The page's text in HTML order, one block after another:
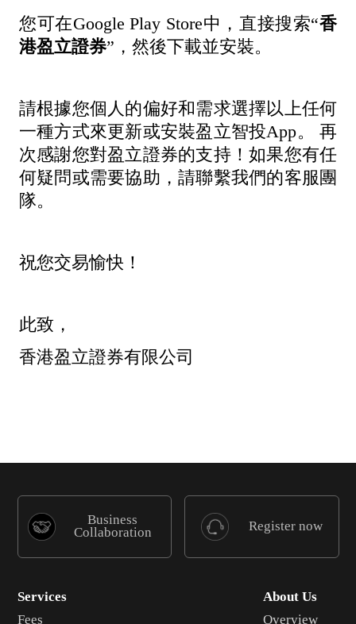
您可在Google Play Store中，直接搜索“香
港盈立證券”，然後下載並安裝。
請根據您個人的偏好和需求選擇以上任何
一種方式來更新或安裝盈立智投App。 再
次感謝您對盈立證券的支持！如果您有任
何疑問或需要協助，請聯繫我們的客服團
隊。
祝您交易愉快！
此致，
香港盈立證券有限公司
Business
Collaboration
Register now
Services
Fees
About Us
Overview